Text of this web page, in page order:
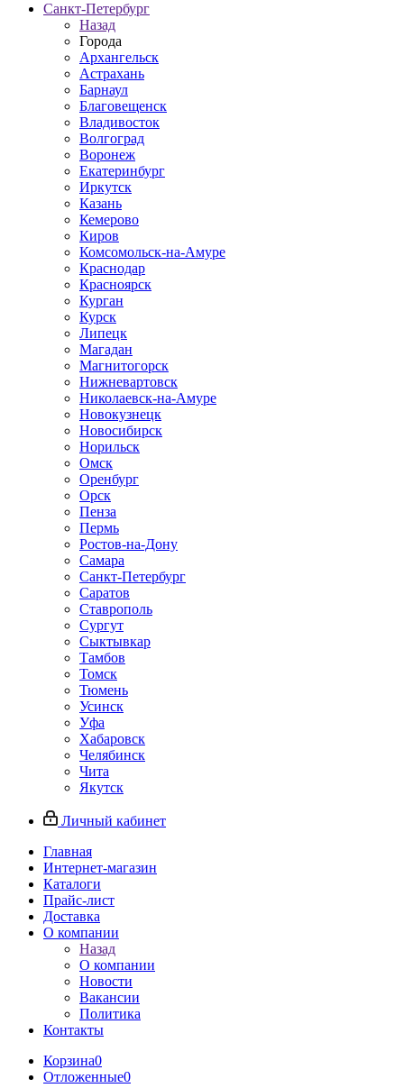
Санкт-Петербург
Назад
Города
Архангельск
Астрахань
Барнаул
Благовещенск
Владивосток
Волгоград
Воронеж
Екатеринбург
Иркутск
Казань
Кемерово
Киров
Комсомольск-на-Амуре
Краснодар
Красноярск
Курган
Курск
Липецк
Магадан
Магнитогорск
Нижневартовск
Николаевск-на-Амуре
Новокузнецк
Новосибирск
Норильск
Омск
Оренбург
Орск
Пенза
Пермь
Ростов-на-Дону
Самара
Санкт-Петербург
Саратов
Ставрополь
Сургут
Сыктывкар
Тамбов
Томск
Тюмень
Усинск
Уфа
Хабаровск
Челябинск
Чита
Якутск
Личный кабинет
Главная
Интернет-магазин
Каталоги
Прайс-лист
Доставка
О компании
Назад
О компании
Новости
Вакансии
Политика
Контакты
Корзина0
Отложенные0